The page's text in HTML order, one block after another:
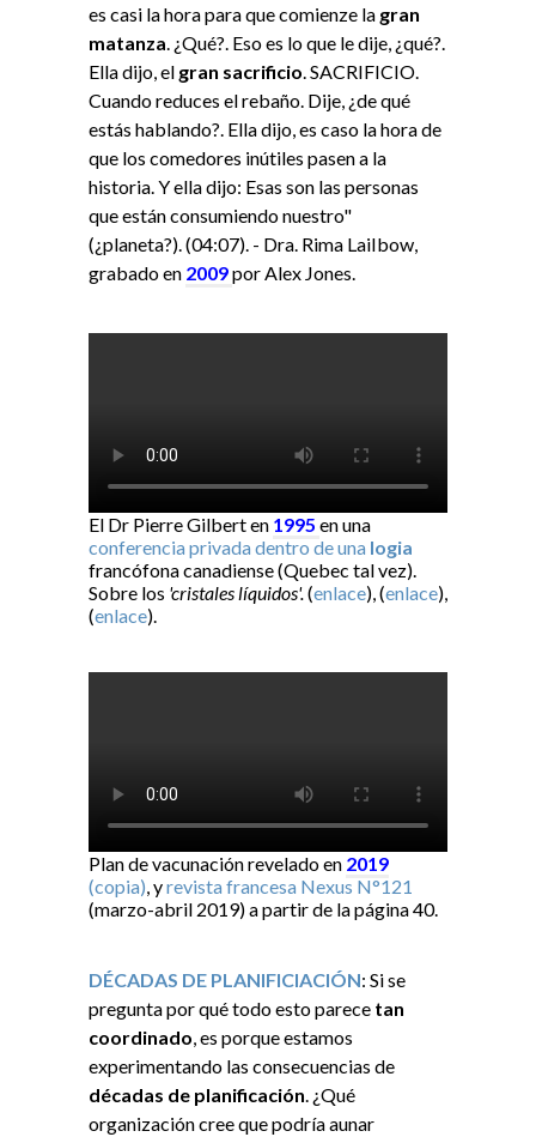
es casi la hora para que comienze la gran
matanza. ¿Qué?. Eso es lo que le dije, ¿qué?.
Ella dijo, el gran sacrificio. SACRIFICIO.
Cuando reduces el rebaño. Dije, ¿de qué
estás hablando?. Ella dijo, es caso la hora de
que los comedores inútiles pasen a la
historia. Y ella dijo: Esas son las personas
que están consumiendo nuestro"
(¿planeta?). (04:07). - Dra. Rima LaiIbow,
grabado en 2009por Alex Jones.
El Dr Pierre Gilbert en 1995 en una
conferencia privada dentro de una logia
francófona canadiense (Quebec tal vez).
Sobre los 'cristales líquidos'.(enlace), (enlace),
(enlace).
Plan de vacunación revelado en 2019
(copia), yrevista francesa Nexus N°121
(marzo-abril 2019) a partir de la página 40.
DÉCADAS DE PLANIFICIACIÓN: Si se
pregunta por qué todo esto parece tan
coordinado, es porque estamos
experimentando las consecuencias de
décadas de planificación. ¿Qué
organización cree que podría aunar